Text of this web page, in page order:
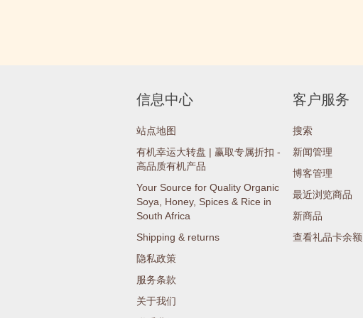
信息中心
站点地图
有机幸运大转盘 | 赢取专属折扣 -
高品质有机产品
Your Source for Quality Organic
Soya, Honey, Spices & Rice in
South Africa
Shipping & returns
隐私政策
服务条款
关于我们
客户服务
搜索
新闻管理
博客管理
最近浏览商品
新商品
查看礼品卡余额